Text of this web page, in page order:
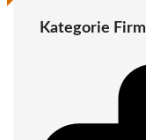
Kategorie Firm